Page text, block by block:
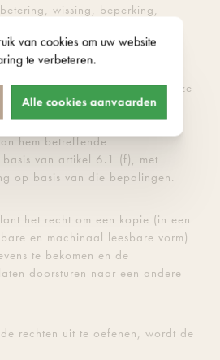
wissing, beperking,
van persoonsgegevens
recht op inzage van zijn
ze (laten) verbeteren indien ze
ze laten verwijderen, de
en bezwaar te maken
hem betreffende
basis van artikel 6.1 (f), met
op basis van die bepalingen.
het recht om een kopie (in een
en machinaal leesbare vorm)
te bekomen en de
doorsturen naar een andere
rechten uit te oefenen, wordt de
van cookies om uw website
te verbeteren.
Alle cookies aanvaarden